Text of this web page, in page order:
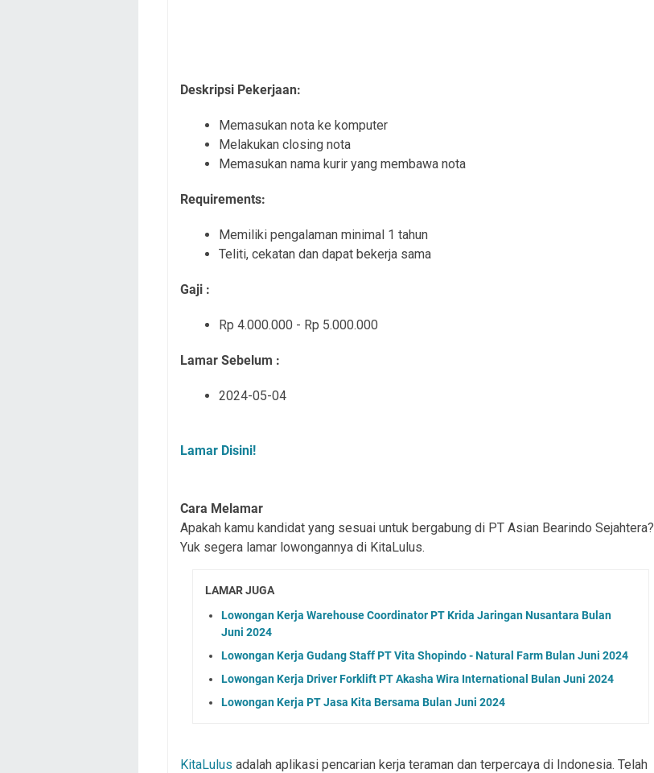
Deskripsi Pekerjaan:
Memasukan nota ke komputer
Melakukan closing nota
Memasukan nama kurir yang membawa nota
Requirements:
Memiliki pengalaman minimal 1 tahun
Teliti, cekatan dan dapat bekerja sama
Gaji :
Rp 4.000.000 - Rp 5.000.000
Lamar Sebelum :
2024-05-04
Lamar Disini!
Cara Melamar
Apakah kamu kandidat yang sesuai untuk bergabung di PT Asian Bearindo Sejahtera?
Yuk segera lamar lowongannya di KitaLulus.
LAMAR JUGA
Lowongan Kerja Warehouse Coordinator PT Krida Jaringan Nusantara Bulan
Juni 2024
Lowongan Kerja Gudang Staff PT Vita Shopindo - Natural Farm Bulan Juni 2024
Lowongan Kerja Driver Forklift PT Akasha Wira International Bulan Juni 2024
Lowongan Kerja PT Jasa Kita Bersama Bulan Juni 2024
KitaLulus adalah aplikasi pencarian kerja teraman dan terpercaya di Indonesia. Telah